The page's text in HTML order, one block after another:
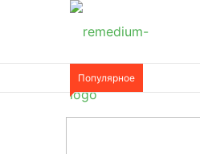
Популярное